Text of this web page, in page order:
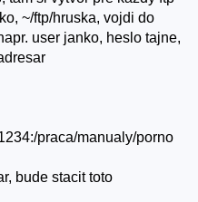
~/ftp/hruska, vojdi do
user janko, heslo tajne,
praca/manualy/porno
bude stacit toto